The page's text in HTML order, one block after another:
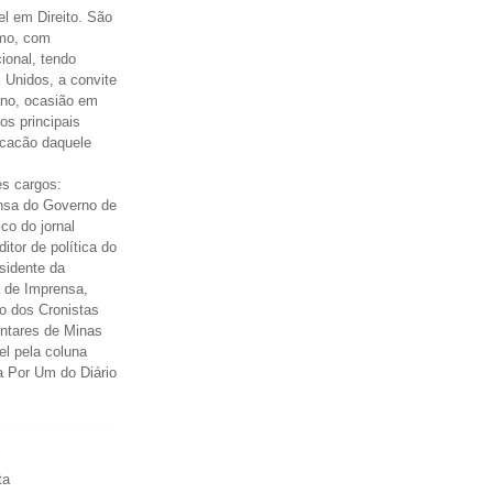
em Direito. São
com
tendo
a convite
ocasião em
principais
daquele
cargos:
do Governo de
do jornal
de política do
da
Imprensa,
dos Cronistas
de Minas
pela coluna
Por Um do Diário